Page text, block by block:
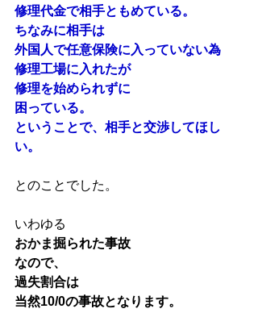
修理代金で相手ともめている。
ちなみに相手は
外国人で任意保険に入っていない為
修理工場に入れたが
修理を始められずに
困っている。
ということで、相手と交渉してほし
い。
とのことでした。
いわゆる
おかま掘られた事故
なので、
過失割合は
当然10/0の事故となります。